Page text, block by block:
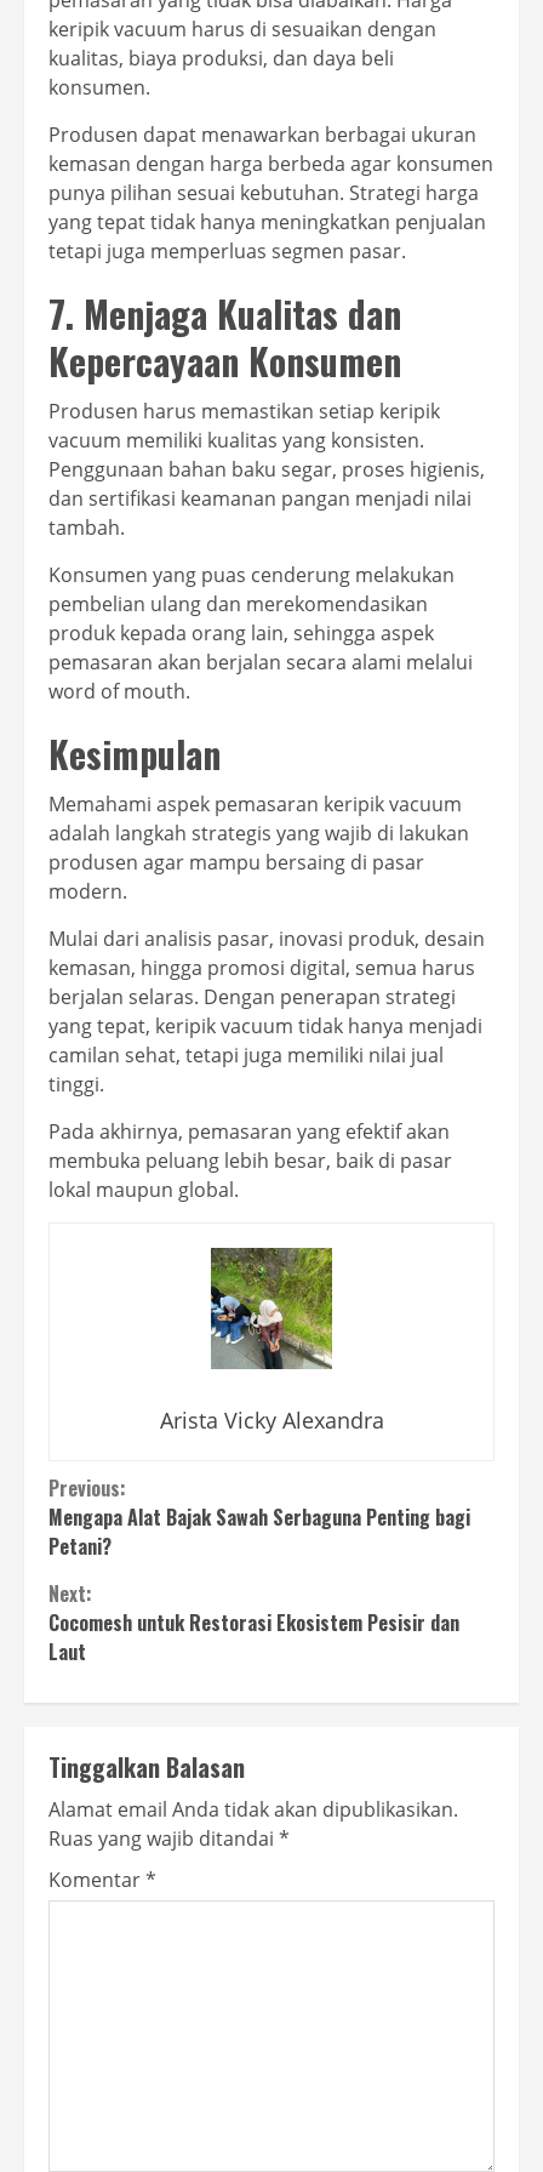
keripik vacuum harus di sesuaikan dengan
kualitas, biaya produksi, dan daya beli
konsumen.
Produsen dapat menawarkan berbagai ukuran
kemasan dengan harga berbeda agar konsumen
punya pilihan sesuai kebutuhan. Strategi harga
yang tepat tidak hanya meningkatkan penjualan
tetapi juga memperluas segmen pasar.
7. Menjaga Kualitas dan
Kepercayaan Konsumen
Produsen harus memastikan setiap keripik
vacuum memiliki kualitas yang konsisten.
Penggunaan bahan baku segar, proses higienis,
dan sertifikasi keamanan pangan menjadi nilai
tambah.
Konsumen yang puas cenderung melakukan
pembelian ulang dan merekomendasikan
produk kepada orang lain, sehingga aspek
pemasaran akan berjalan secara alami melalui
word of mouth.
Kesimpulan
Memahami aspek pemasaran keripik vacuum
adalah langkah strategis yang wajib di lakukan
produsen agar mampu bersaing di pasar
modern.
Mulai dari analisis pasar, inovasi produk, desain
kemasan, hingga promosi digital, semua harus
berjalan selaras. Dengan penerapan strategi
yang tepat, keripik vacuum tidak hanya menjadi
camilan sehat, tetapi juga memiliki nilai jual
tinggi.
Pada akhirnya, pemasaran yang efektif akan
membuka peluang lebih besar, baik di pasar
lokal maupun global.
Arista Vicky Alexandra
Continue
Reading
Previous:
Mengapa Alat Bajak Sawah Serbaguna Penting bagi
Petani?
Next:
Cocomesh untuk Restorasi Ekosistem Pesisir dan
Laut
Tinggalkan Balasan
Alamat email Anda tidak akan dipublikasikan.
Ruas yang wajib ditandai *
Komentar*